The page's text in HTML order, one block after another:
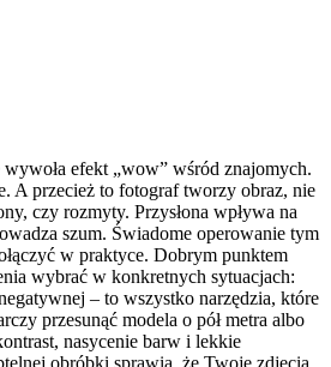
efekt „wow” wśród znajomych.
A przecież to fotograf tworzy obraz, nie
czy rozmyty. Przysłona wpływa na
szum. Świadome operowanie tym
w praktyce. Dobrym punktem
wybrać w konkretnych sytuacjach:
– to wszystko narzędzia, które
przesunąć modela o pół metra albo
nasycenie barw i lekkie